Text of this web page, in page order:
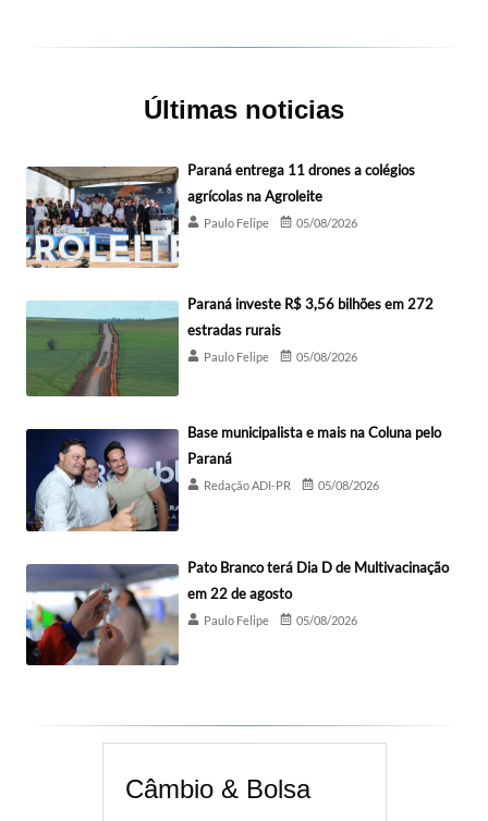
Últimas noticias
Paraná entrega 11 drones a colégios
agrícolas na Agroleite
Paulo Felipe 05/08/2026
Paraná investe R$ 3,56 bilhões em 272
estradas rurais
Paulo Felipe 05/08/2026
Base municipalista e mais na Coluna pelo
Paraná
Redação ADI-PR 05/08/2026
Pato Branco terá Dia D de Multivacinação
em 22 de agosto
Paulo Felipe 05/08/2026
Câmbio & Bolsa